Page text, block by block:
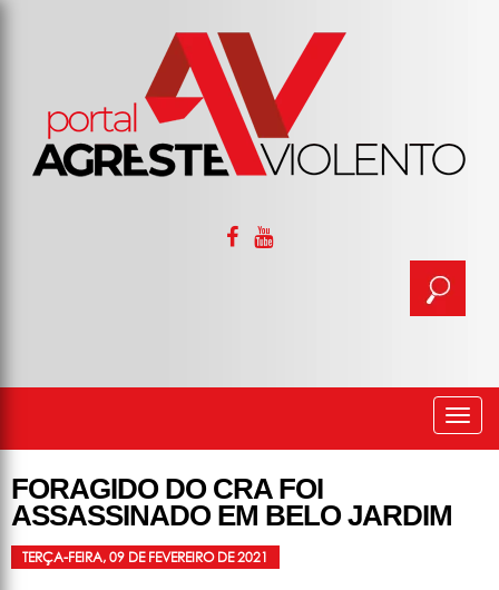
FORAGIDO DO CRA FOI
ASSASSINADO EM BELO JARDIM
TERÇA-FEIRA, 09 DE FEVEREIRO DE 2021